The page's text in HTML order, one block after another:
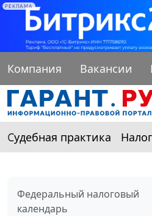
РЕКЛАМА
Компания Вакансии
Судебная практика
Федеральный налоговый
календарь